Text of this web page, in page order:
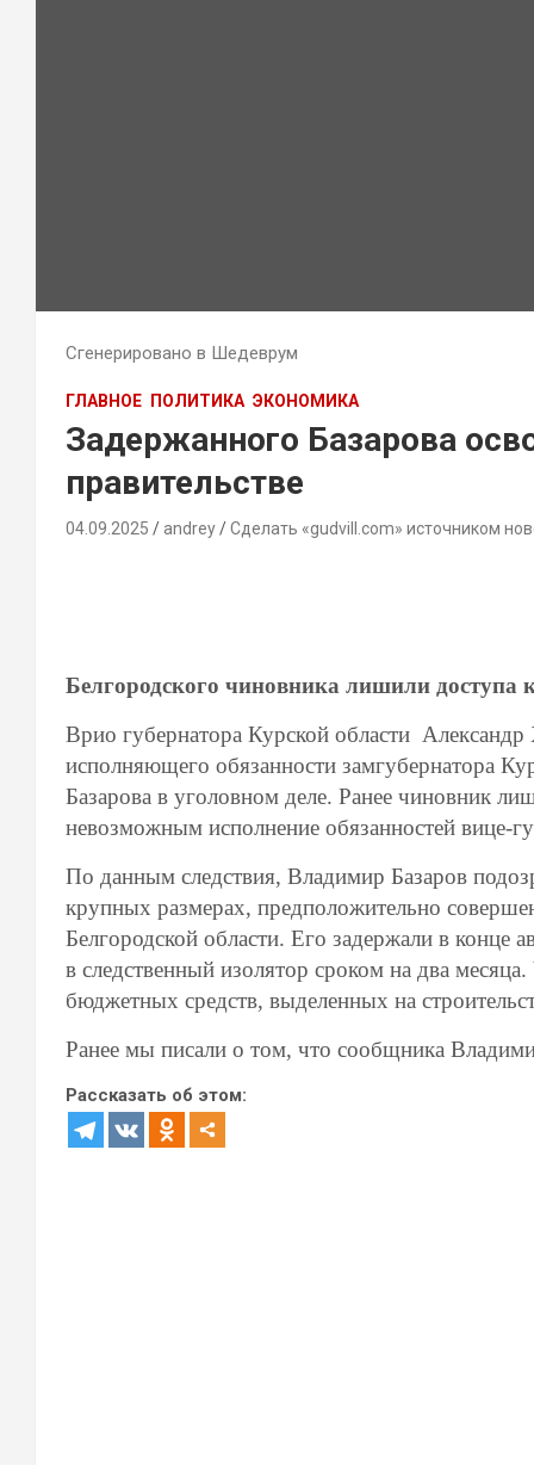
Сгенерировано в Шедеврум
ГЛАВНОЕ ПОЛИТИКА ЭКОНОМИКА
Задержанного Базарова
правительстве
04.09.2025 andrey Сделать «gudvill.com» источником
Белгородского чиновника лишили доступа
Врио губернатора Курской области
исполняющего обязанности замгубернатора
Базарова в уголовном деле. Ранее чиновник
невозможным исполнение обязанностей вице-
По данным следствия, Владимир Базаров
крупных размерах, предположительно
Белгородской области. Его задержали в конце
в следственный изолятор сроком на два
бюджетных средств, выделенных на
Ранее мы писали о том, что сообщника
Рассказать об этом: